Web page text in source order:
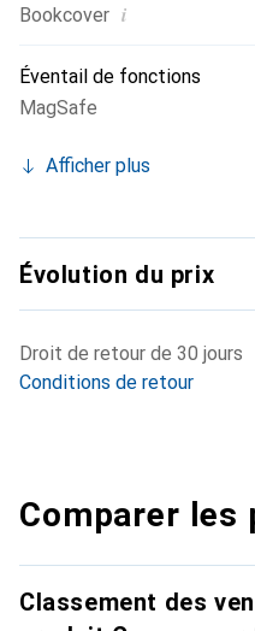
Bookcover i
Éventail de fonctions
MagSafe
Afficher plus
Évolution du prix
Droit de retour de 30 jours
Conditions de retour
Comparer les
Classement des